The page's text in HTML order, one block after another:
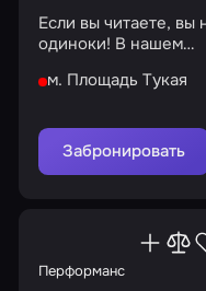
Если вы читаете, вы
одиноки! В нашем
вода, кров и
м. Площадь Тукая
Забронировать
Перформанс